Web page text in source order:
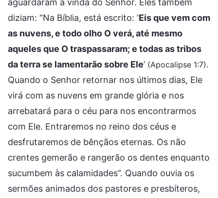
diziam: “Na Bíblia, está escrito: ‘Eis que vem com
as nuvens, e todo olho O verá, até mesmo
aqueles que O traspassaram; e todas as tribos
da terra se lamentarão sobre Ele’ (Apocalipse 1:7).
Quando o Senhor retornar nos últimos dias, Ele
virá com as nuvens em grande glória e nos
arrebatará para o céu para nos encontrarmos
com Ele. Entraremos no reino dos céus e
desfrutaremos de bênçãos eternas. Os não
crentes gemerão e rangerão os dentes enquanto
sucumbem às calamidades”. Quando ouvia os
sermões animados dos pastores e presbíteros,